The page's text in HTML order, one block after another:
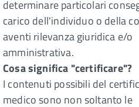
determinare particolari
carico dell'individuo o della
aventi rilevanza giuridica e/o
amministrativa.
Cosa significa "certificare"?
I contenuti possibili del
medico sono non soltanto le